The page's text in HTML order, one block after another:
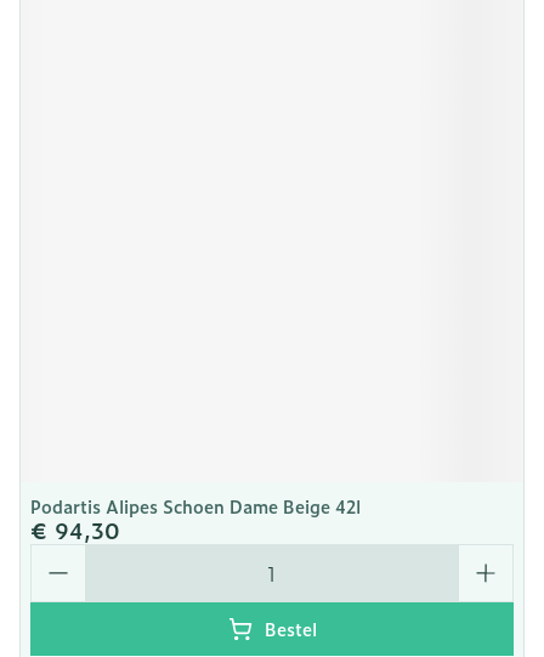
Podartis Alipes Schoen Dame Beige 42l
€ 94,30
Aantal
Bestel